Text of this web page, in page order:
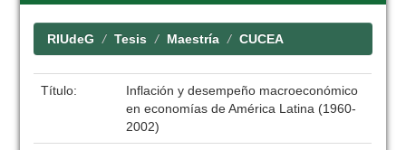
RIUdeG Tesis Maestría CUCEA
Título:
Inflación y desempeño macroeconómico
en economías de América Latina (1960-
2002)